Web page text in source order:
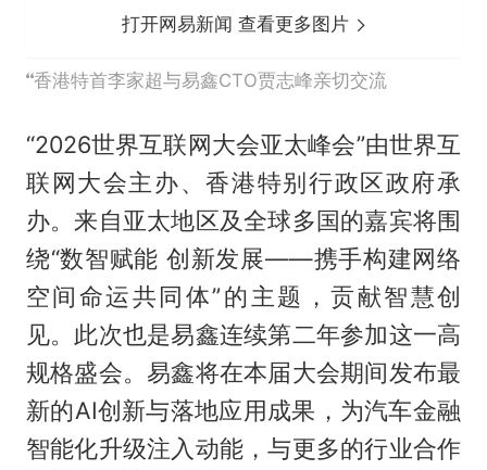
打开网易新闻 查看更多图片
香港特首李家超与易鑫CTO贾志峰亲切交流
“2026世界互联网大会亚太峰会”由世界互
联网大会主办、香港特别行政区政府承
办。来自亚太地区及全球多国的嘉宾将围
绕“数智赋能 创新发展——携手构建网络
空间命运共同体”的主题，贡献智慧创
见。此次也是易鑫连续第二年参加这一高
规格盛会。易鑫将在本届大会期间发布最
新的AI创新与落地应用成果，为汽车金融
智能化升级注入动能，与更多的行业合作